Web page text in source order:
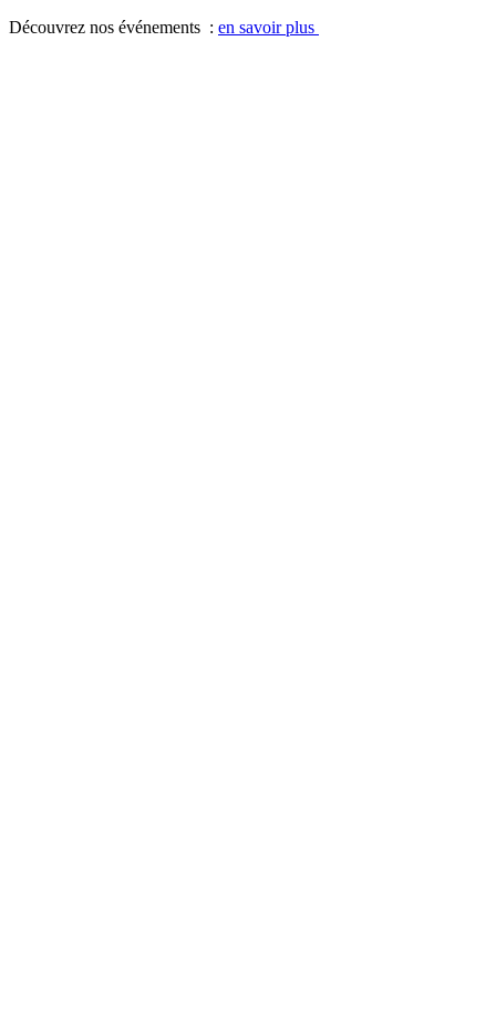
Découvrez nos événements : en savoir plus